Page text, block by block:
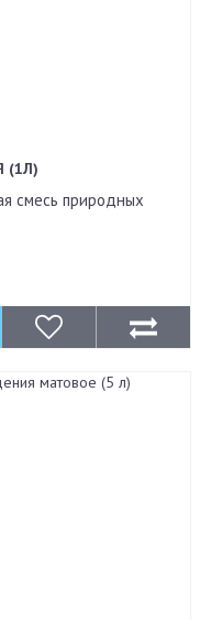
(1Л)
смесь природных